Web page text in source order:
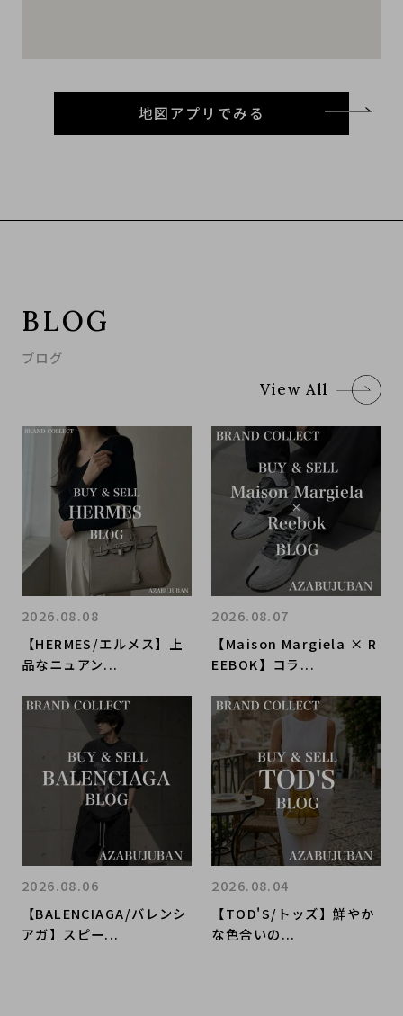
地図アプリでみる
BLOG
ブログ
View All
【HERMES/エルメス】上
品なニュアン...
2026.08.08
【Maison Margiela × R
EEBOK】コラ...
2026.08.07
【BALENCIAGA/バレンシ
アガ】スピー...
2026.08.06
【TOD'S/トッズ】鮮やか
な色合いの...
2026.08.04